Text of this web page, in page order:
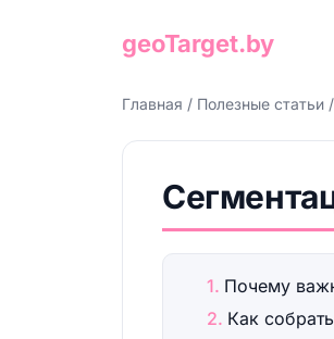
geoTarget.by
Главная / Полезные статьи /
Почему
Как